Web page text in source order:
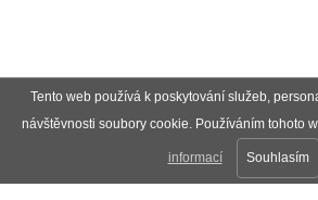
Tento web používá k poskytování služeb,
návštěvnosti soubory cookie. Používáním tohoto
informací Souhlasím